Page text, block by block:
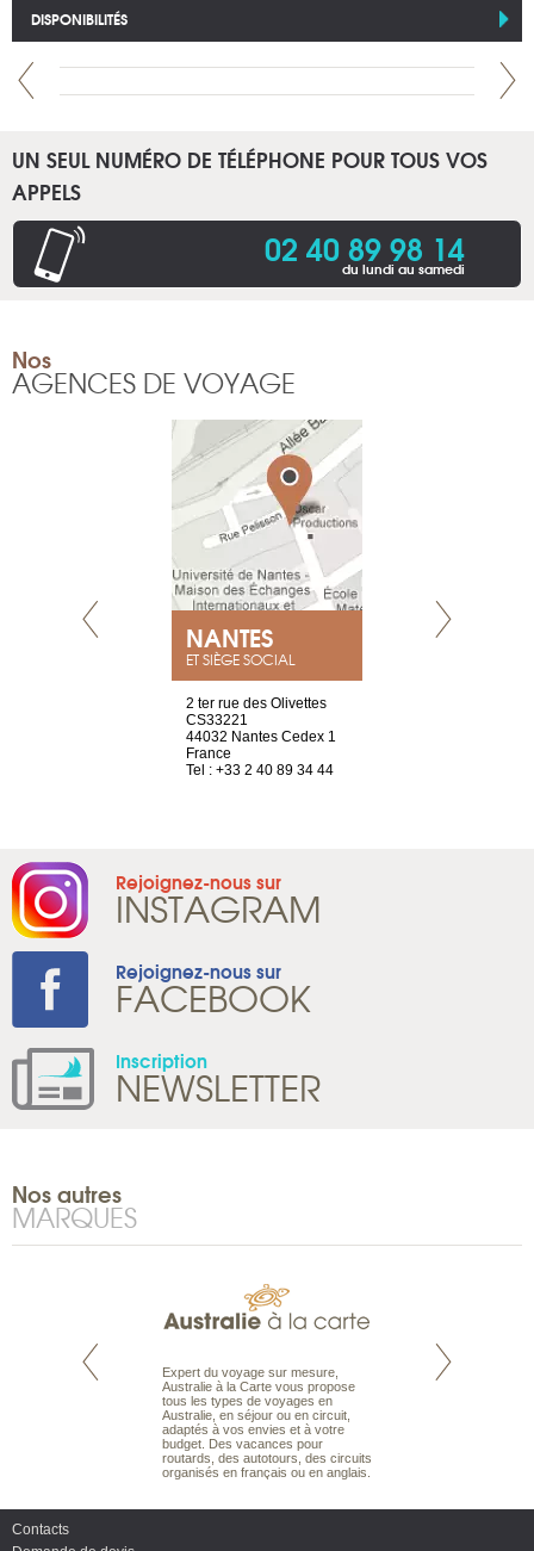
DISPONIBILITÉS
UN SEUL NUMÉRO DE TÉLÉPHONE POUR TOUS VOS
APPELS
02 40 89 98 14
du lundi au samedi
Nos
AGENCES DE VOYAGE
NANTES
ET SIÈGE SOCIAL
2 ter rue des Olivettes
CS33221
44032 Nantes Cedex 1
France
Tel : +33 2 40 89 34 44
Rejoignez-nous sur
INSTAGRAM
Rejoignez-nous sur
FACEBOOK
Inscription
NEWSLETTER
Nos autres
MARQUES
est le spécialiste
Expert du voyage sur mesure,
Australie à la Carte vous propose
tous les types de voyages en
Australie, en séjour ou en circuit,
adaptés à vos envies et à votre
budget. Des vacances pour
routards, des autotours, des circuits
organisés en français ou en anglais.
Parce qu’ils sont
Contacts